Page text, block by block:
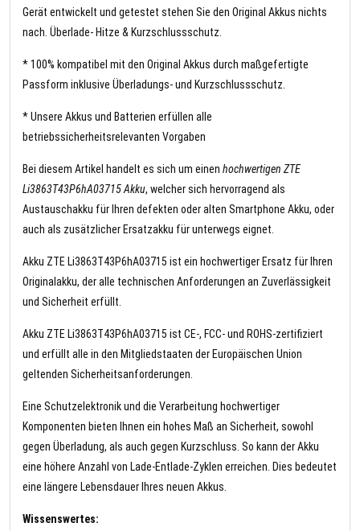
Gerät entwickelt und getestet stehen Sie den Original Akkus nichts
nach. Überlade- Hitze & Kurzschlussschutz.
* 100% kompatibel mit den Original Akkus durch maßgefertigte
Passform inklusive Überladungs- und Kurzschlussschutz.
* Unsere Akkus und Batterien erfüllen alle
betriebssicherheitsrelevanten Vorgaben
Bei diesem Artikel handelt es sich um einen hochwertigen ZTE
Li3863T43P6hA03715 Akku, welcher sich hervorragend als
Austauschakku für Ihren defekten oder alten Smartphone Akku, oder
auch als zusätzlicher Ersatzakku für unterwegs eignet.
Akku ZTE Li3863T43P6hA03715 ist ein hochwertiger Ersatz für Ihren
Originalakku, der alle technischen Anforderungen an Zuverlässigkeit
und Sicherheit erfüllt.
Akku ZTE Li3863T43P6hA03715 ist CE-, FCC- und ROHS-zertifiziert
und erfüllt alle in den Mitgliedstaaten der Europäischen Union
geltenden Sicherheitsanforderungen.
Eine Schutzelektronik und die Verarbeitung hochwertiger
Komponenten bieten Ihnen ein hohes Maß an Sicherheit, sowohl
gegen Überladung, als auch gegen Kurzschluss. So kann der Akku
eine höhere Anzahl von Lade-Entlade-Zyklen erreichen. Dies bedeutet
eine längere Lebensdauer Ihres neuen Akkus.
Wissenswertes: